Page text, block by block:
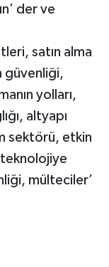
der ve
satın alma
güvenliği,
yolları,
altyapı
sektörü, etkin
mülteciler’